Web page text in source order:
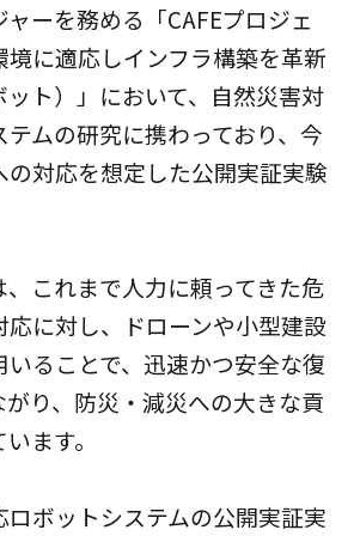
ーを務める「CAFEプロジェ
境に適応しインフラ構築を革新
ト）」において、自然災害対
ムの研究に携わっており、今
の対応を想定した公開実証実験
、これまで人力に頼ってきた危
応に対し、ドローンや小型建設
いることで、迅速かつ安全な復
がり、防災・減災への大きな貢
ます。
ボットシステムの公開実証実